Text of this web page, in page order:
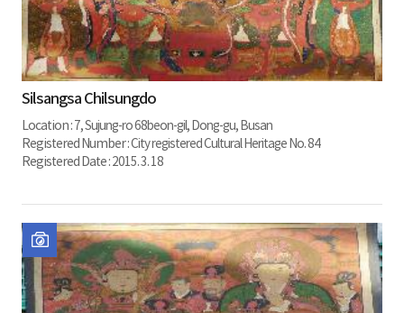
메뉴 열기
메뉴 열기
Silsangsa Chilsungdo
Location : 7, Sujung-ro 68beon-gil, Dong-gu, Busan
Registered Number :City registered Cultural Heritage No. 84
Registered Date :2015. 3. 18